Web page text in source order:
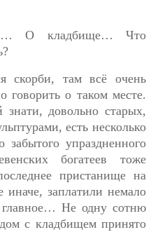
О кладбище… Что
скорби, там всё очень
говорить о таком месте.
довольно старых,
есть несколько
забытого упраздненного
богатеев тоже
пристанище на
иначе, заплатили немало
Не одну сотню
с кладбищем принято